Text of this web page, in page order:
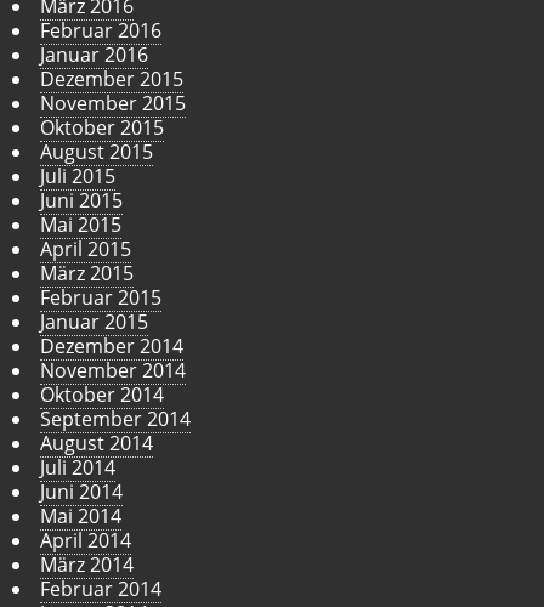
März 2016
Februar 2016
Januar 2016
Dezember 2015
November 2015
Oktober 2015
August 2015
Juli 2015
Juni 2015
Mai 2015
April 2015
März 2015
Februar 2015
Januar 2015
Dezember 2014
November 2014
Oktober 2014
September 2014
August 2014
Juli 2014
Juni 2014
Mai 2014
April 2014
März 2014
Februar 2014